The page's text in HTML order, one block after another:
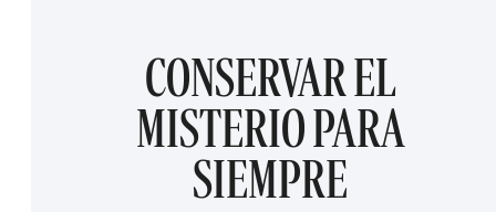
CONSERVAR EL
MISTERIO PARA
SIEMPRE